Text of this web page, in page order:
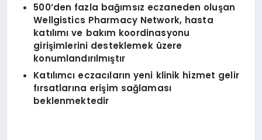
500’den fazla bağımsız eczaneden oluşan
Wellgistics Pharmacy Network, hasta
katılımı ve bakım koordinasyonu
girişimlerini desteklemek üzere
konumlandırılmıştır
Katılımcı eczacıların yeni klinik hizmet gelir
fırsatlarına erişim sağlaması
beklenmektedir